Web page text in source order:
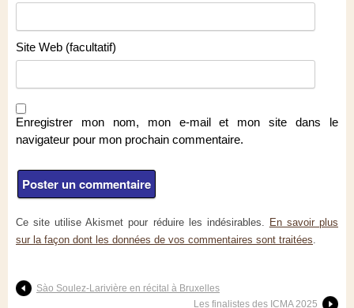
Site Web (facultatif)
Enregistrer mon nom, mon e-mail et mon site dans le
navigateur pour mon prochain commentaire.
Ce site utilise Akismet pour réduire les indésirables. En savoir plus
sur la façon dont les données de vos commentaires sont traitées.
Sào Soulez-Larivière en récital à Bruxelles
Les finalistes des ICMA 2025